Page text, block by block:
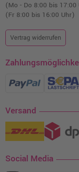
(Mo - Do 8:00 bis 17:00
(Fr 8:00 bis 16:00 Uhr)
Vertrag widerrufen
Versand
Social Media